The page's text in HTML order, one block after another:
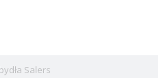
Salers